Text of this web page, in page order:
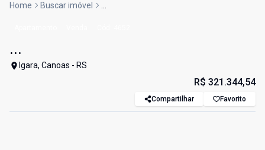
Home Buscar imóvel ...
...
Igara, Canoas - RS
R$ 321.344,54
Compartilhar Favorito